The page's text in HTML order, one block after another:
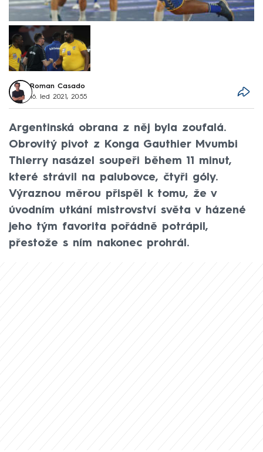
Roman Casado
16. led 2021, 20:55
Argentinská obrana z něj byla zoufalá.
Obrovitý pivot z Konga Gauthier Mvumbi
Thierry nasázel soupeři během 11 minut,
které strávil na palubovce, čtyři góly.
Výraznou měrou přispěl k tomu, že v
úvodním utkání mistrovství světa v házené
jeho tým favorita pořádně potrápil,
přestože s ním nakonec prohrál.